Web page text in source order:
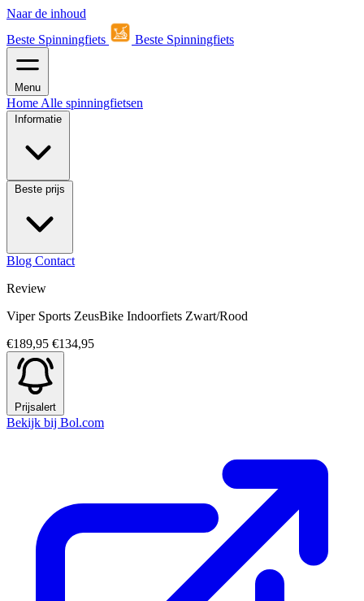
Naar de inhoud
Beste Spinningfiets
Beste Spinningfiets
Menu
Home Alle spinningfietsen
Informatie
Beste prijs
Blog Contact
Review
Viper Sports ZeusBike Indoorfiets Zwart/Rood
€189,95 €134,95
Prijsalert
Bekijk bij Bol.com